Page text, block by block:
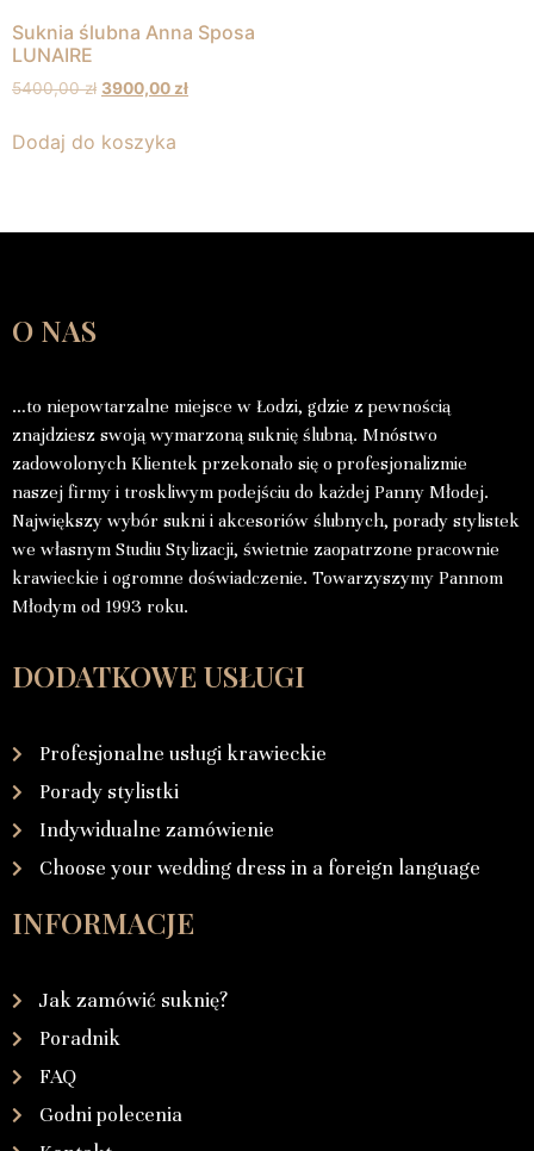
Suknia ślubna Anna Sposa
LUNAIRE
5400,00zł 3900,00 zł
Dodaj do koszyka
O NAS
…to niepowtarzalne miejsce w Łodzi, gdzie z pewnością
znajdziesz swoją wymarzoną suknię ślubną. Mnóstwo
zadowolonych Klientek przekonało się o profesjonalizmie
naszej firmy i troskliwym podejściu do każdej Panny Młodej.
Największy wybór sukni i akcesoriów ślubnych, porady stylistek
we własnym Studiu Stylizacji, świetnie zaopatrzone pracownie
krawieckie i ogromne doświadczenie. Towarzyszymy Pannom
Młodym od 1993 roku.
DODATKOWE USŁUGI
Profesjonalne usługi krawieckie
Porady stylistki
Indywidualne zamówienie
Choose your wedding dress in a foreign language
INFORMACJE
Jak zamówić suknię?
Poradnik
FAQ
Godni polecenia